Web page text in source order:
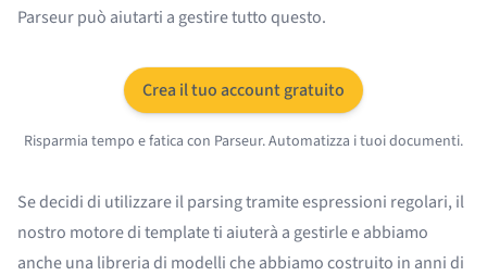
Parseur può aiutarti a gestire tutto questo.
Crea il tuo account gratuito
Risparmia tempo e fatica con Parseur. Automatizza i tuoi documenti.
Se decidi di utilizzare il parsing tramite espressioni regolari, il
nostro motore di template ti aiuterà a gestirle e abbiamo
anche una libreria di modelli che abbiamo costruito in anni di